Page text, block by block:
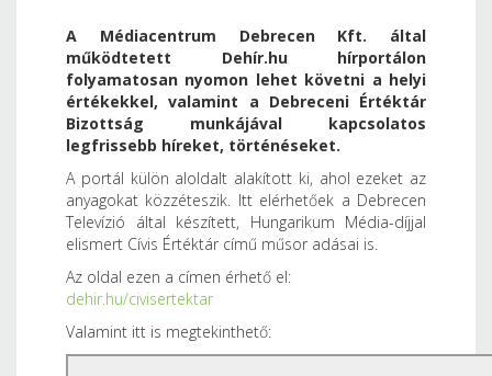
A Médiacentrum Debrecen Kft. által
működtetett Dehír.hu hírportálon
folyamatosan nyomon lehet követni a helyi
értékekkel, valamint a Debreceni Értéktár
Bizottság munkájával kapcsolatos
legfrissebb híreket, történéseket.
A portál külön aloldalt alakított ki, ahol ezeket az
anyagokat közzéteszik. Itt elérhetőek a Debrecen
Televízió által készített, Hungarikum Média-díjjal
elismert Cívis Értéktár című műsor adásai is.
Az oldal ezen a címen érhető el:
dehir.hu/civisertektar
Valamint itt is megtekinthető: